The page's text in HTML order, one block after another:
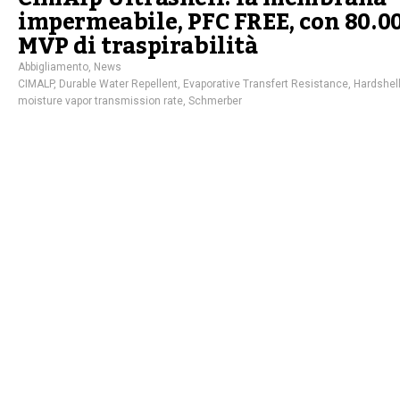
impermeabile, PFC FREE, con
MVP di traspirabilità
Abbigliamento, News
CIMALP, Durable Water Repellent, Evaporative Transfert Resistance, Hardshell
moisture vapor transmission rate, Schmerber